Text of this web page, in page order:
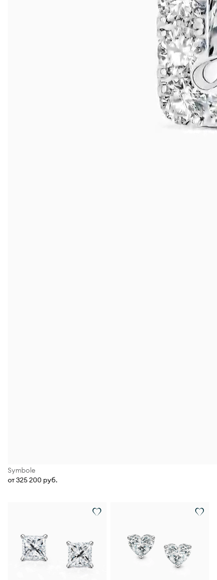
Symbole
от 325 200 руб.